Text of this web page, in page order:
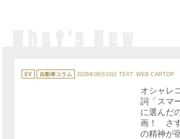
テ
ゴ
EV 自動車コラム 2026年08月10日 TEXT: WEB CARTOP
オシャレ
詞「スマ
に選んだ
画！ さす
の精神が